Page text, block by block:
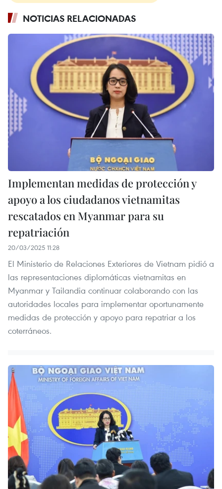
NOTICIAS RELACIONADAS
Implementan medidas de protección y
apoyo a los ciudadanos vietnamitas
rescatados en Myanmar para su
repatriación
20/03/2025 11:28
El Ministerio de Relaciones Exteriores de Vietnam pidió a
las representaciones diplomáticas vietnamitas en
Myanmar y Tailandia continuar colaborando con las
autoridades locales para implementar oportunamente
medidas de protección y apoyo para repatriar a los
coterráneos.